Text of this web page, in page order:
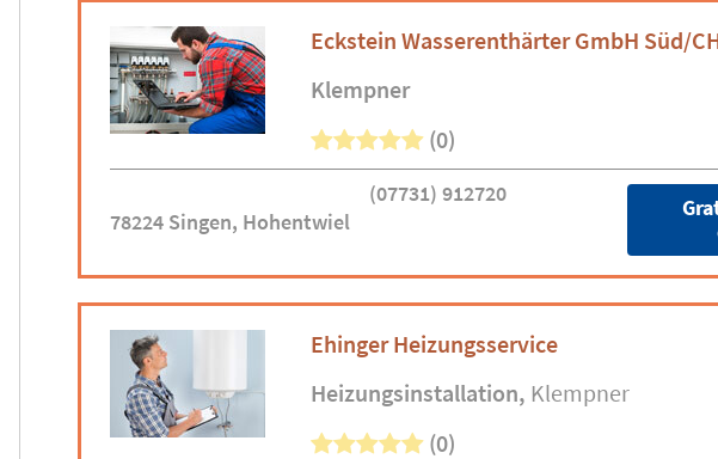
Eckstein Wasserenthärter GmbH Süd/
Klempner
(0)
78224 Singen, Hohentwiel
(07731) 912720
Ehinger Heizungsservice
Heizungsinstallation Klempner
(0)